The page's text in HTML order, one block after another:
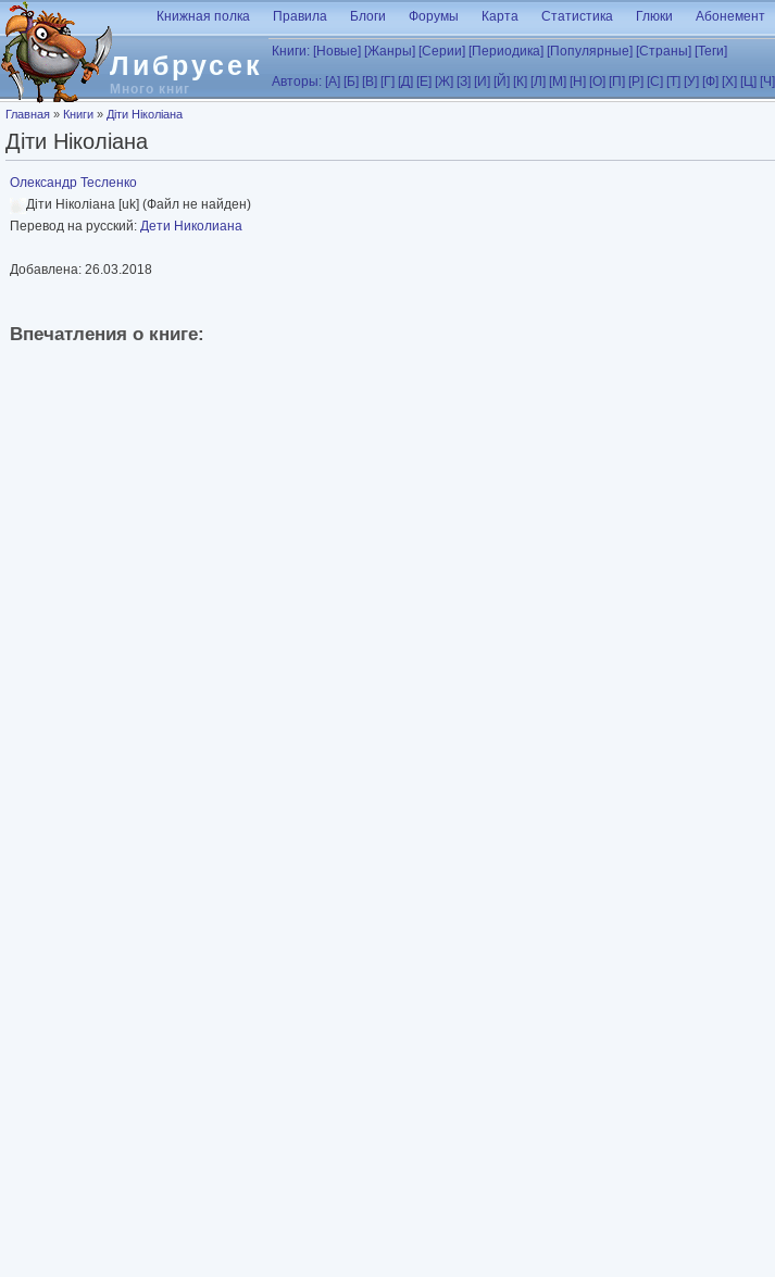
Перейти к основному содержанию
Либрусек
Много книг
Книжная полка Правила Блоги Форумы Карта Статистика Глюки Абонемент
Книги: [Новые] [Жанры] [Серии] [Периодика] [Популярные] [Страны] [Теги]
Авторы: [А] [Б] [В] [Г] [Д] [Е] [Ж] [З] [И] [Й] [К] [Л] [М] [Н] [О] [П] [Р] [С] [Т] [У] [Ф] [Х] [Ц] [Ч]
Вы здесь
Главная » Книги » Діти Ніколіана
Діти Ніколіана
Олександр Тесленко
Діти Ніколіана [uk] (Файл не найден)
Перевод на русский: Дети Николиана
Добавлена: 26.03.2018
Впечатления о книге: